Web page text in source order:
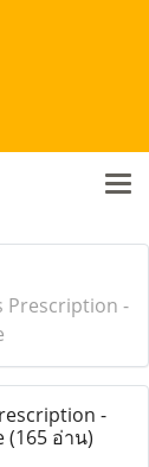
Prescription -
-
(165 อ่าน)